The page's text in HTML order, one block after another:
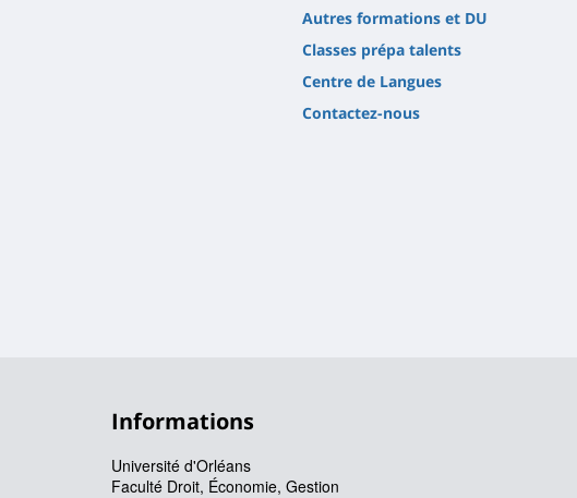
Autres formations et DU
Classes prépa talents
Centre de Langues
Contactez-nous
Informations
Université d'Orléans
Faculté Droit, Économie, Gestion